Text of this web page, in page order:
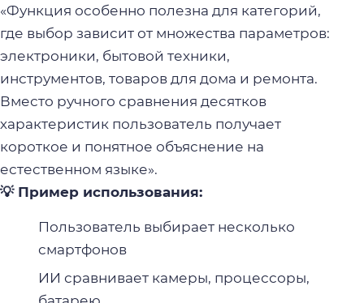
«Функция особенно полезна для категорий,
где выбор зависит от множества параметров:
электроники, бытовой техники,
инструментов, товаров для дома и ремонта.
Вместо ручного сравнения десятков
характеристик пользователь получает
короткое и понятное объяснение на
естественном языке».
💡 Пример использования:
Пользователь выбирает несколько
смартфонов
ИИ сравнивает камеры, процессоры,